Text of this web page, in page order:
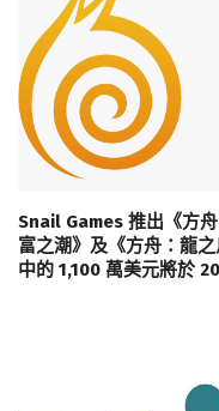
Snail Games 推出《方
富之潮》及《方舟：龍
中的 1,100 萬美元將於